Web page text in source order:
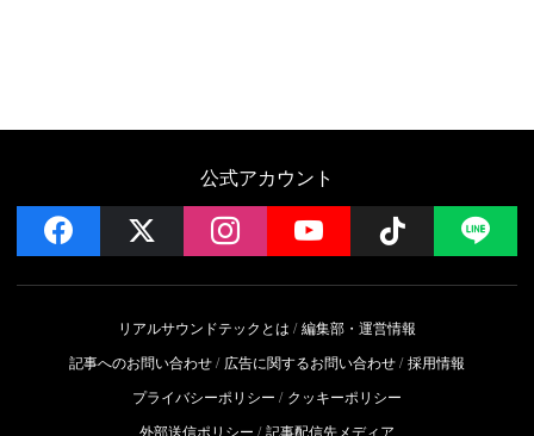
公式アカウント
facebook instagramYouTube Follow
リアルサウンドテックとは
編集部・運営情報
記事へのお問い合わせ
広告に関するお問い合わせ 採用情報
プライバシーポリシー
クッキーポリシー
外部送信ポリシー
記事配信先メディア